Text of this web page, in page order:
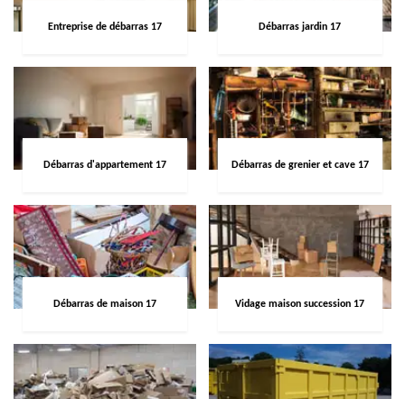
Entreprise de débarras 17 Débarras jardin 17
Débarras d'appartement 17 Débarras de grenier et cave 17
Débarras de maison 17 Vidage maison succession 17